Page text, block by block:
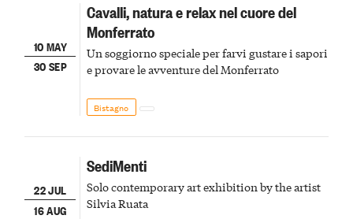
10 MAY
30 SEP
Cavalli, natura e relax nel cuore del
Monferrato
Un soggiorno speciale per farvi gustare i sapori
e provare le avventure del Monferrato
Bistagno
22 JUL
16 AUG
SediMenti
Solo contemporary art exhibition by the artist
Silvia Ruata